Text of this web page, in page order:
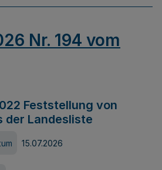
Nr. 194 vom
Feststellung von
der Landesliste
15.07.2026